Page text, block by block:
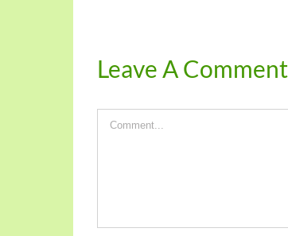
Leave A Comment
Comment